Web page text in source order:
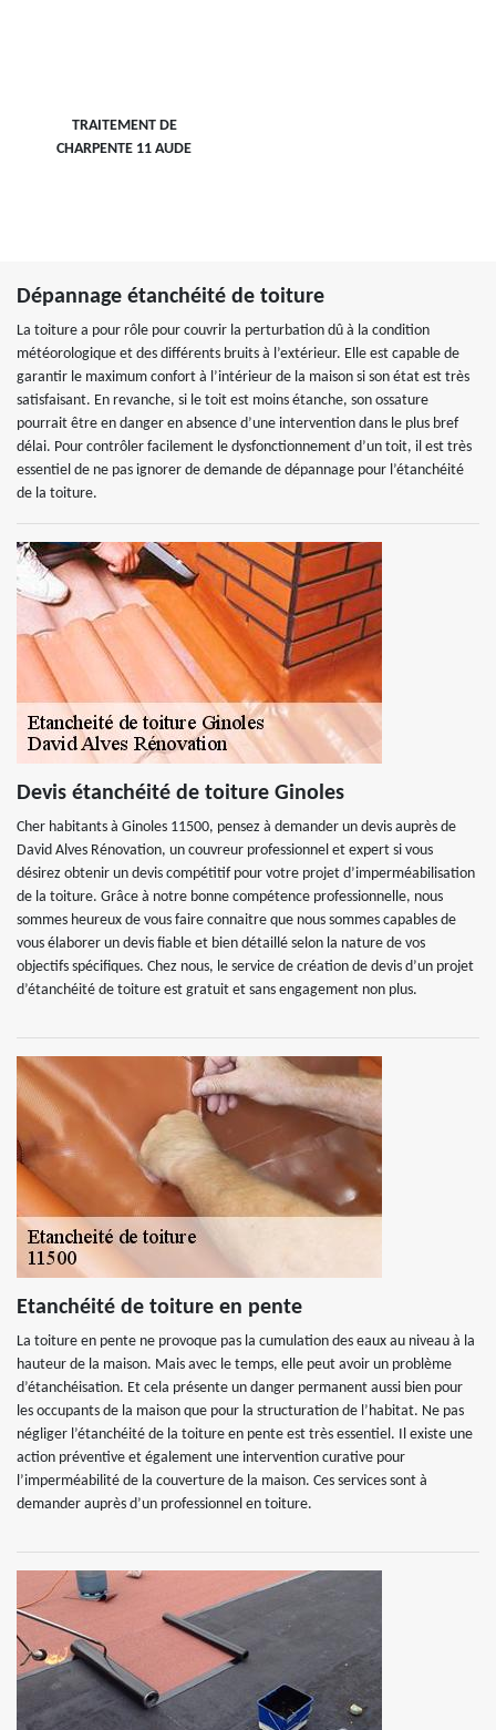
TRAITEMENT DE
CHARPENTE 11 AUDE
Dépannage étanchéité de toiture
La toiture a pour rôle pour couvrir la perturbation dû à la condition
météorologique et des différents bruits à l’extérieur. Elle est capable de
garantir le maximum confort à l’intérieur de la maison si son état est très
satisfaisant. En revanche, si le toit est moins étanche, son ossature
pourrait être en danger en absence d’une intervention dans le plus bref
délai. Pour contrôler facilement le dysfonctionnement d’un toit, il est très
essentiel de ne pas ignorer de demande de dépannage pour l’étanchéité
de la toiture.
Devis étanchéité de toiture Ginoles
Cher habitants à Ginoles 11500, pensez à demander un devis auprès de
David Alves Rénovation, un couvreur professionnel et expert si vous
désirez obtenir un devis compétitif pour votre projet d’imperméabilisation
de la toiture. Grâce à notre bonne compétence professionnelle, nous
sommes heureux de vous faire connaitre que nous sommes capables de
vous élaborer un devis fiable et bien détaillé selon la nature de vos
objectifs spécifiques. Chez nous, le service de création de devis d’un projet
d’étanchéité de toiture est gratuit et sans engagement non plus.
Etanchéité de toiture en pente
La toiture en pente ne provoque pas la cumulation des eaux au niveau à la
hauteur de la maison. Mais avec le temps, elle peut avoir un problème
d’étanchéisation. Et cela présente un danger permanent aussi bien pour
les occupants de la maison que pour la structuration de l’habitat. Ne pas
négliger l’étanchéité de la toiture en pente est très essentiel. Il existe une
action préventive et également une intervention curative pour
l’imperméabilité de la couverture de la maison. Ces services sont à
demander auprès d’un professionnel en toiture.